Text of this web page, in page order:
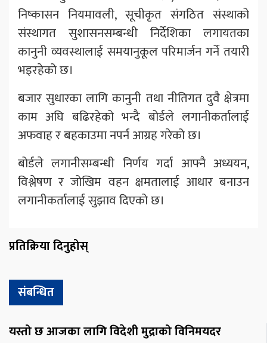
निष्कासन नियमावली, सूचीकृत संगठित संस्थाको
संस्थागत सुशासनसम्बन्धी निर्देशिका लगायतका
कानुनी व्यवस्थालाई समयानुकूल परिमार्जन गर्ने तयारी
भइरहेको छ।
बजार सुधारका लागि कानुनी तथा नीतिगत दुवै क्षेत्रमा
काम अघि बढिरहेको भन्दै बोर्डले लगानीकर्तालाई
अफवाह र बहकाउमा नपर्न आग्रह गरेको छ।
बोर्डले लगानीसम्बन्धी निर्णय गर्दा आफ्नै अध्ययन,
विश्लेषण र जोखिम वहन क्षमतालाई आधार बनाउन
लगानीकर्तालाई सुझाव दिएको छ।
प्रतिक्रिया दिनुहोस्
संबन्धित
यस्तो छ आजका लागि विदेशी मुद्राको विनिमयदर